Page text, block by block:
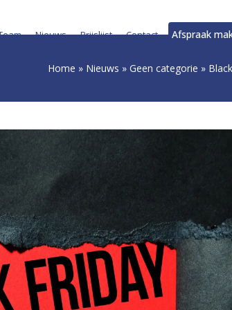
Nieuws Prijslijst Contact Afspraak
Home » Nieuws » Geen categorie »